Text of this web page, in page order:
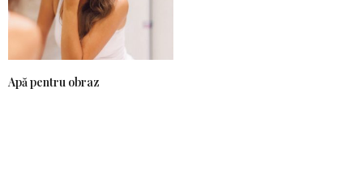
Apă pentru obraz